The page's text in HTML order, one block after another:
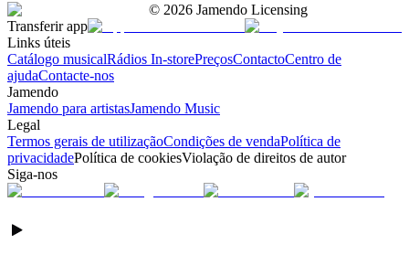
© 2026 Jamendo Licensing
Transferir app
Links úteis
Catálogo musicalRádios In-storePreçosContactoCentro de
ajudaContacte-nos
Jamendo
Jamendo para artistasJamendo Music
Legal
Termos gerais de utilizaçãoCondições de vendaPolítica de
privacidadePolítica de cookiesViolação de direitos de autor
Siga-nos